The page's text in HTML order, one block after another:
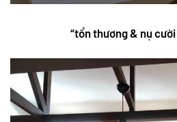
“tổn thương & nụ